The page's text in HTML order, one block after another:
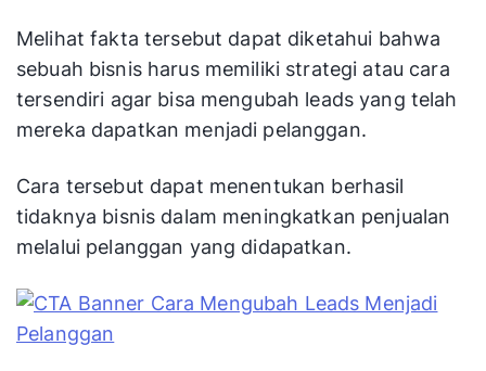
Melihat fakta tersebut dapat diketahui bahwa
sebuah bisnis harus memiliki strategi atau cara
tersendiri agar bisa mengubah leads yang telah
mereka dapatkan menjadi pelanggan.
Cara tersebut dapat menentukan berhasil
tidaknya bisnis dalam meningkatkan penjualan
melalui pelanggan yang didapatkan.